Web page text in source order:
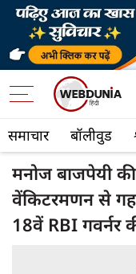
समाचार बॉलीवुड
मनोज बाजपेयी
वेंकिटरमणन से
18वें RBI गवर्नर